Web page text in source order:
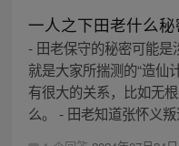
一人之下田老什么秘
- 田老保守的秘密可能是
就是大家所揣测的“造仙
有很大的关系，比如无
么。 - 田老知道张怀义